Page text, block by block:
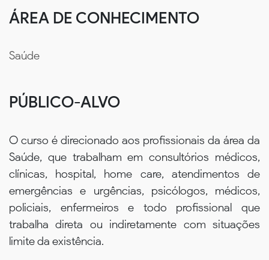
ÁREA DE CONHECIMENTO
Saúde
PÚBLICO-ALVO
O curso é direcionado aos profissionais da área da
Saúde, que trabalham em consultórios médicos,
clínicas, hospital, home care, atendimentos de
emergências e urgências, psicólogos, médicos,
policiais, enfermeiros e todo profissional que
trabalha direta ou indiretamente com situações
limite da existência.